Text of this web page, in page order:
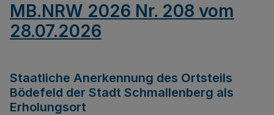
MB.NRW 2026 Nr. 208 vom
28.07.2026
Staatliche Anerkennung des Ortsteils
Bödefeld der Stadt Schmallenberg als
Erholungsort